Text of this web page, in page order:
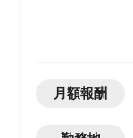
月額報酬